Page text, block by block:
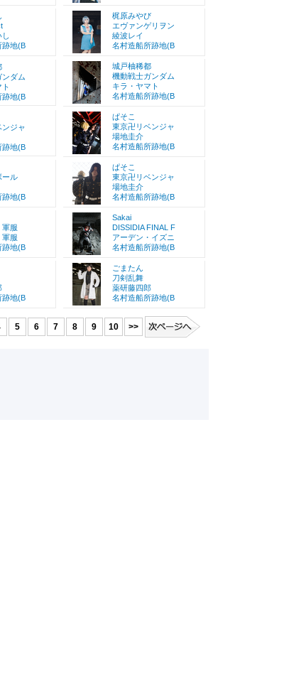
跡地(B
梶原みやび
エヴァンゲリヲン
綾波レイ
名村造船所跡地(B
ンダム
跡地(B
城戸柚稀都
機動戦士ガンダム
キラ・ヤマト
名村造船所跡地(B
ジャ
跡地(B
ぱそこ
東京卍リベンジャ
場地圭介
名村造船所跡地(B
ール
跡地(B
ぱそこ
東京卍リベンジャ
場地圭介
名村造船所跡地(B
軍服
軍服
跡地(B
Sakai
DISSIDIA FINAL F
アーデン・イズニ
名村造船所跡地(B
跡地(B
ごまたん
刀剣乱舞
薬研藤四郎
名村造船所跡地(B
5 6 7 8 9 10 >>